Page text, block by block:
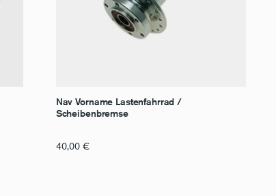
Nav Vorname Lastenfahrrad /
Scheibenbremse
40,00 €